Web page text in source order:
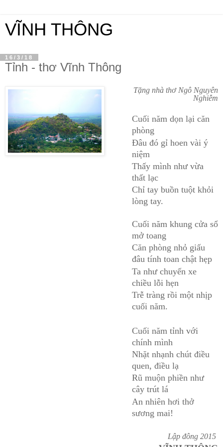
VĨNH THÔNG
16/3/18
Tỉnh - thơ Vĩnh Thông
Tặng nhà thơ Ngô Nguyên
Nghiễm
Cuối năm dọn lại căn
phòng
Đâu đó gỉ hoen vài ý
niệm
Thấy mình như vừa
thất lạc
Chỉ tay buồn tuột khỏi
lòng tay.
Cuối năm khung cửa sổ
mở toang
Căn phòng nhỏ giấu
đâu tính toan chật hẹp
Ta như chuyến xe
chiều lỗi hẹn
Trễ tràng rồi một nhịp
cuối năm.
Cuối năm tỉnh với
chính mình
Nhặt nhạnh chút điều
quen, điều lạ
Rũ muộn phiền như
cây trút lá
An nhiên hơi thở
sương mai!
Lập đông 2015